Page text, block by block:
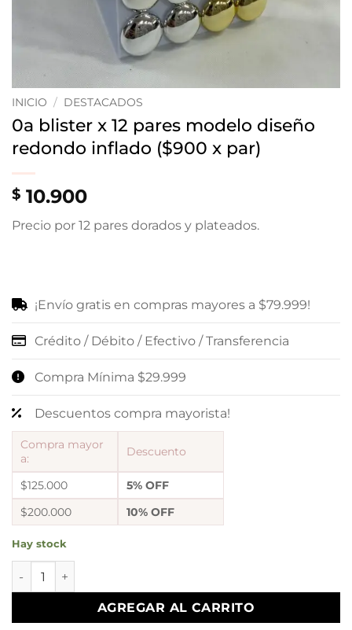
INICIO / DESTACADOS
0a blister x 12 pares modelo diseño
redondo inflado ($900 x par)
$ 10.900
Precio por 12 pares dorados y plateados.
¡Envío gratis en compras mayores a $79.999!
Crédito / Débito / Efectivo / Transferencia
Compra Mínima $29.999
Descuentos compra mayorista!
Compra mayor
a:
Descuento
$125.000
5% OFF
$200.000
10% OFF
Hay stock
0a blister x 12 pares modelo diseño redondo inflado
AGREGAR AL CARRITO